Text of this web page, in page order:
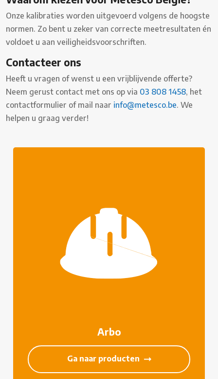
Onze kalibraties worden uitgevoerd volgens de hoogste
normen. Zo bent u zeker van correcte meetresultaten én
voldoet u aan veiligheidsvoorschriften.
Contacteer ons
Heeft u vragen of wenst u een vrijblijvende offerte?
Neem gerust contact met ons op via 03 808 1458, het
contactformulier of mail naar info@metesco.be. We
helpen u graag verder!
Arbo
Ga naar producten